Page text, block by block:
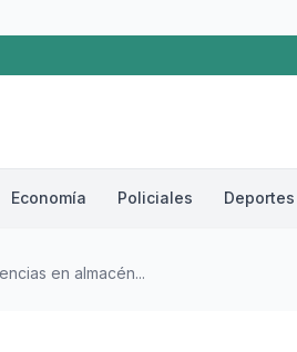
Economía Policiales Deportes
en almacén...